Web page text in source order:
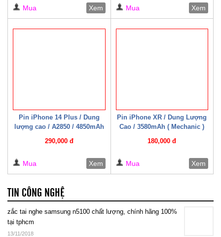
Mua Xem Mua Xem
Pin iPhone 14 Plus / Dung
lượng cao / A2850 / 4850mAh
290,000 đ
Mua Xem
Pin iPhone XR / Dung Lượng
Cao / 3580mAh ( Mechanic )
180,000 đ
Mua Xem
TIN CÔNG NGHỆ
zắc tai nghe samsung n5100 chất lượng, chính hãng 100%
tại tphcm
13/11/2018